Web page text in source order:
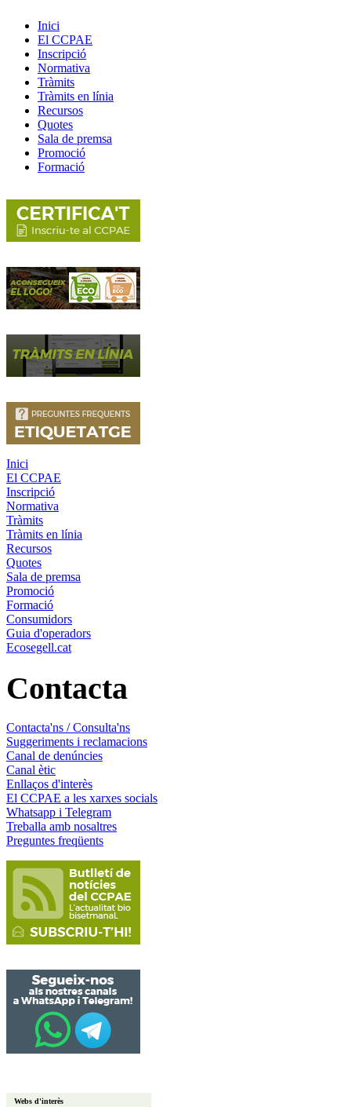
Inici
El CCPAE
Inscripció
Normativa
Tràmits
Tràmits en línia
Recursos
Quotes
Sala de premsa
Promoció
Formació
Inici
El CCPAE
Inscripció
Normativa
Tràmits
Tràmits en línia
Recursos
Quotes
Sala de premsa
Promoció
Formació
Consumidors
Guia d'operadors
Ecosegell.cat
Contacta
Contacta'ns / Consulta'ns
Suggeriments i reclamacions
Canal de denúncies
Canal ètic
Enllaços d'interès
El CCPAE a les xarxes socials
Whatsapp i Telegram
Treballa amb nosaltres
Preguntes freqüents
Webs d'interès